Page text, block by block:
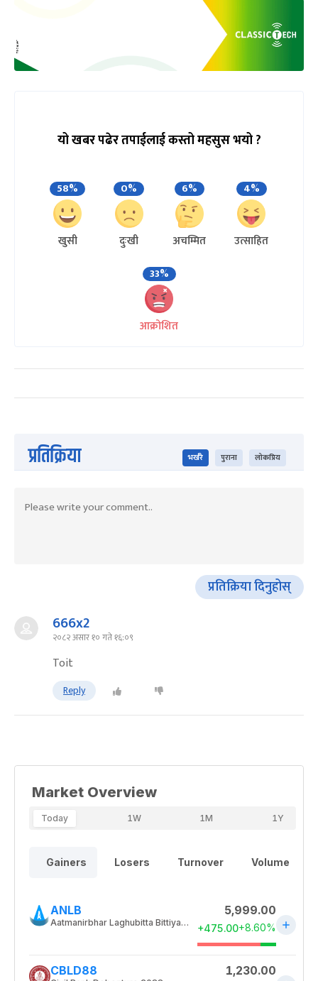
यो खबर पढेर तपाईलाई कस्तो महसुस भयो ?
58%
खुसी
0%
दुःखी
6%
अचम्मित
4%
उत्साहित
33%
आक्रोशित
प्रतिक्रिया भर्खरै पुराना लोकप्रिय
प्रतिक्रिया दिनुहोस्
666x2
२०८२ असार १० गते १६:०९
Toit
Reply